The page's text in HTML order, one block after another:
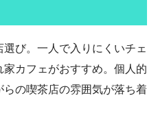
び。一人で入りにくいチェ
カフェがおすすめ。個人的
の喫茶店の雰囲気が落ち着